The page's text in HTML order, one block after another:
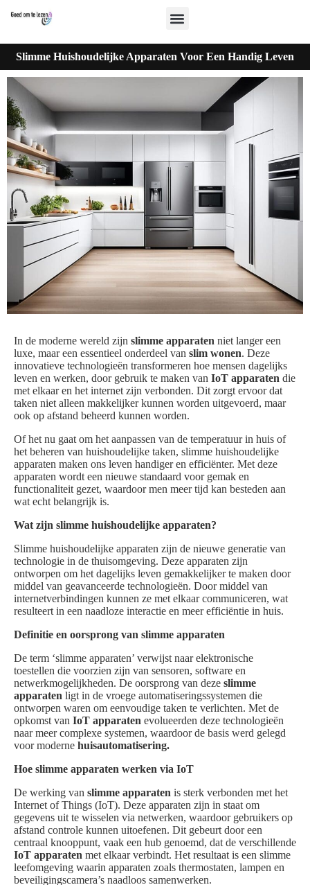
Slimme Huishoudelijke Apparaten Voor Een Handig Leven
In de moderne wereld zijn slimme apparaten niet langer een
luxe, maar een essentieel onderdeel van slim wonen. Deze
innovatieve technologieën transformeren hoe mensen dagelijks
leven en werken, door gebruik te maken van IoT apparaten die
met elkaar en het internet zijn verbonden. Dit zorgt ervoor dat
taken niet alleen makkelijker kunnen worden uitgevoerd, maar
ook op afstand beheerd kunnen worden.
Of het nu gaat om het aanpassen van de temperatuur in huis of
het beheren van huishoudelijke taken, slimme huishoudelijke
apparaten maken ons leven handiger en efficiënter. Met deze
apparaten wordt een nieuwe standaard voor gemak en
functionaliteit gezet, waardoor men meer tijd kan besteden aan
wat echt belangrijk is.
Wat zijn slimme huishoudelijke apparaten?
Slimme huishoudelijke apparaten zijn de nieuwe generatie van
technologie in de thuisomgeving. Deze apparaten zijn
ontworpen om het dagelijks leven gemakkelijker te maken door
middel van geavanceerde technologieën. Door middel van
internetverbindingen kunnen ze met elkaar communiceren, wat
resulteert in een naadloze interactie en meer efficiëntie in huis.
Definitie en oorsprong van slimme apparaten
De term ‘slimme apparaten’ verwijst naar elektronische
toestellen die voorzien zijn van sensoren, software en
netwerkmogelijkheden. De oorsprong van deze slimme
apparaten ligt in de vroege automatiseringssystemen die
ontworpen waren om eenvoudige taken te verlichten. Met de
opkomst van IoT apparaten evolueerden deze technologieën
naar meer complexe systemen, waardoor de basis werd gelegd
voor moderne huisautomatisering.
Hoe slimme apparaten werken via IoT
De werking van slimme apparaten is sterk verbonden met het
Internet of Things (IoT). Deze apparaten zijn in staat om
gegevens uit te wisselen via netwerken, waardoor gebruikers op
afstand controle kunnen uitoefenen. Dit gebeurt door een
centraal knooppunt, vaak een hub genoemd, dat de verschillende
IoT apparaten met elkaar verbindt. Het resultaat is een slimme
leefomgeving waarin apparaten zoals thermostaten, lampen en
beveiligingscamera’s naadloos samenwerken.